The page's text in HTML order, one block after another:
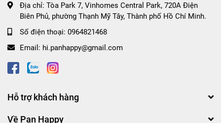
Địa chỉ: Tòa Park 7, Vinhomes Central Park, 720A Điện
Biên Phủ, phường Thạnh Mỹ Tây, Thành phố Hồ Chí Minh.
Số điện thoại: 0964821468
Email: hi.panhappy@gmail.com
Hỗ trợ khách hàng
Về Pan Happy